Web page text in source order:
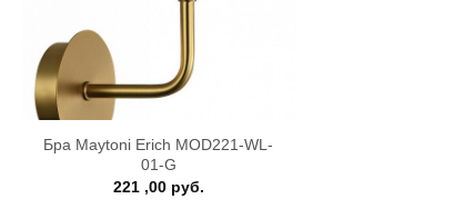
+
Бра Maytoni Erich MOD221-WL-
01-G
221 ,00 руб.